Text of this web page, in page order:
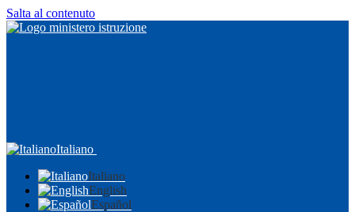
Salta al contenuto
Italiano
Italiano
English
Español